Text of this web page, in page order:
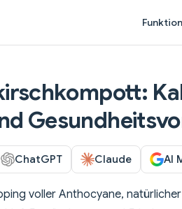
ChatGPT Claude AI
voller Anthocyane,